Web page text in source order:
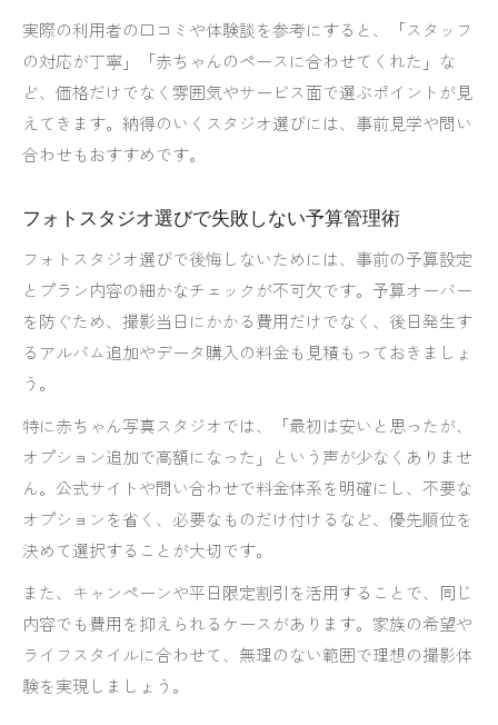
実際の利用者の口コミや体験談を参考にすると、「スタッフ
の対応が丁寧」「赤ちゃんのペースに合わせてくれた」な
ど、価格だけでなく雰囲気やサービス面で選ぶポイントが見
えてきます。納得のいくスタジオ選びには、事前見学や問い
合わせもおすすめです。
フォトスタジオ選びで失敗しない予算管理術
フォトスタジオ選びで後悔しないためには、事前の予算設定
とプラン内容の細かなチェックが不可欠です。予算オーバー
を防ぐため、撮影当日にかかる費用だけでなく、後日発生す
るアルバム追加やデータ購入の料金も見積もっておきましょ
う。
特に赤ちゃん写真スタジオでは、「最初は安いと思ったが、
オプション追加で高額になった」という声が少なくありませ
ん。公式サイトや問い合わせで料金体系を明確にし、不要な
オプションを省く、必要なものだけ付けるなど、優先順位を
決めて選択することが大切です。
また、キャンペーンや平日限定割引を活用することで、同じ
内容でも費用を抑えられるケースがあります。家族の希望や
ライフスタイルに合わせて、無理のない範囲で理想の撮影体
験を実現しましょう。